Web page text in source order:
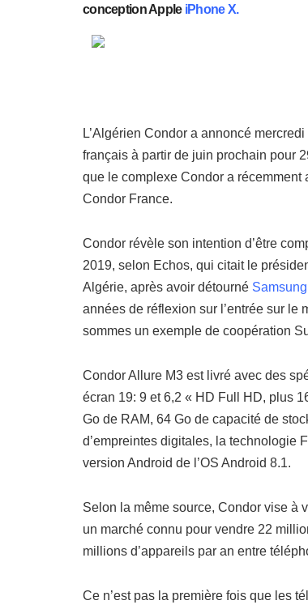
conception Apple iPhone X.
L’Algérien Condor a annoncé
français à partir de juin prochain pour
que le complexe Condor a
Condor France.
Condor révèle son intention d’être
2019, selon Echos, qui citait le
Algérie, après avoir détourné Samsung
années de réflexion sur l’entrée sur le
sommes un exemple de coopération
Condor Allure M3 est livré avec des
écran 19: 9 et 6,2 « HD Full HD, plus
Go de RAM, 64 Go de capacité de
d’empreintes digitales, la technologie
version Android de l’OS Android 8.1.
Selon la même source, Condor vise à
un marché connu pour vendre 22
millions d’appareils par an entre
Ce n’est pas la première fois que les